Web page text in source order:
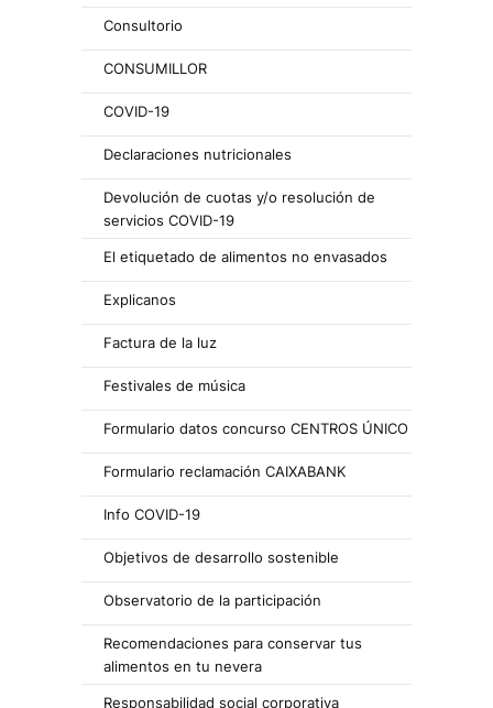
Consultorio
CONSUMILLOR
COVID-19
Declaraciones nutricionales
Devolución de cuotas y/o resolución de
servicios COVID-19
El etiquetado de alimentos no envasados
Explicanos
Factura de la luz
Festivales de música
Formulario datos concurso CENTROS ÚNICO
Formulario reclamación CAIXABANK
Info COVID-19
Objetivos de desarrollo sostenible
Observatorio de la participación
Recomendaciones para conservar tus
alimentos en tu nevera
Responsabilidad social corporativa